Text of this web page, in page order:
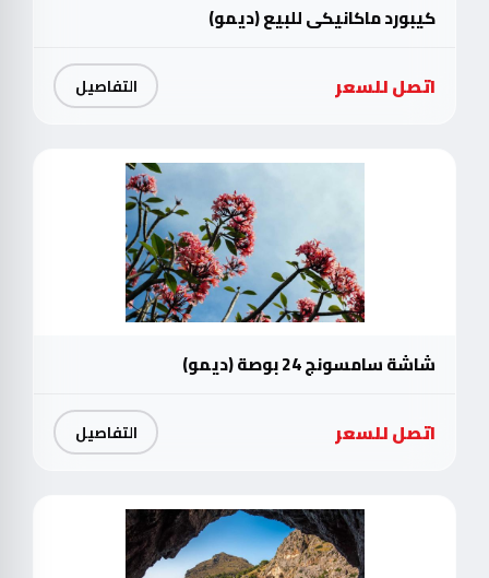
كيبورد ماكانيكي للبيع (ديمو)
اتصل للسعر التفاصيل
شاشة سامسونج 24 بوصة (ديمو)
اتصل للسعر التفاصيل